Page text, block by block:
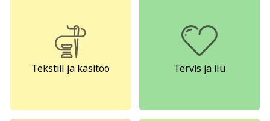
Kodu ja köök Aiandus ja lilleseade
Tekstiil ja käsitöö Tervis ja ilu